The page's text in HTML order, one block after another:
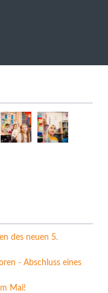
des neuen 5.
- Abschluss eines
Mai!